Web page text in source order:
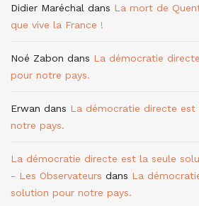
Didier Maréchal dans La mort de
que vive la France !
Noé Zabon dans La démocratie
pour notre pays.
Erwan dans La démocratie directe
notre pays.
La démocratie directe est la seule
- Les Observateurs dans La
solution pour notre pays.